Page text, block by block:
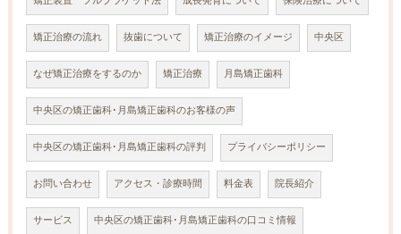
矯正治療の流れ 抜歯について 矯正治療のイメージ 中央区
なぜ矯正治療をするのか 矯正治療 月島矯正歯科
中央区の矯正歯科･月島矯正歯科のお客様の声
中央区の矯正歯科･月島矯正歯科の評判 プライバシーポリシー
お問い合わせ アクセス・診療時間 料金表 院長紹介
サービス 中央区の矯正歯科･月島矯正歯科の口コミ情報